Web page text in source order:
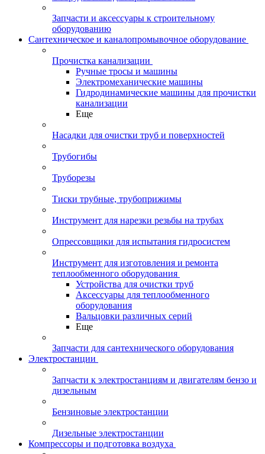
Запчасти и аксессуары к строительному
оборудованию
Сантехническое и каналопромывочное оборудование
Прочистка канализации
Ручные тросы и машины
Электромеханические машины
Гидродинамические машины для прочистки
канализации
Еще
Насадки для очистки труб и поверхностей
Трубогибы
Труборезы
Тиски трубные, трубоприжимы
Инструмент для нарезки резьбы на трубах
Опрессовщики для испытания гидросистем
Инструмент для изготовления и ремонта
теплообменного оборудования
Устройства для очистки труб
Аксессуары для теплообменного
оборудования
Вальцовки различных серий
Еще
Запчасти для сантехнического оборудования
Электростанции
Запчасти к электростанциям и двигателям бензо и
дизельным
Бензиновые электростанции
Дизельные электростанции
Компрессоры и подготовка воздуха